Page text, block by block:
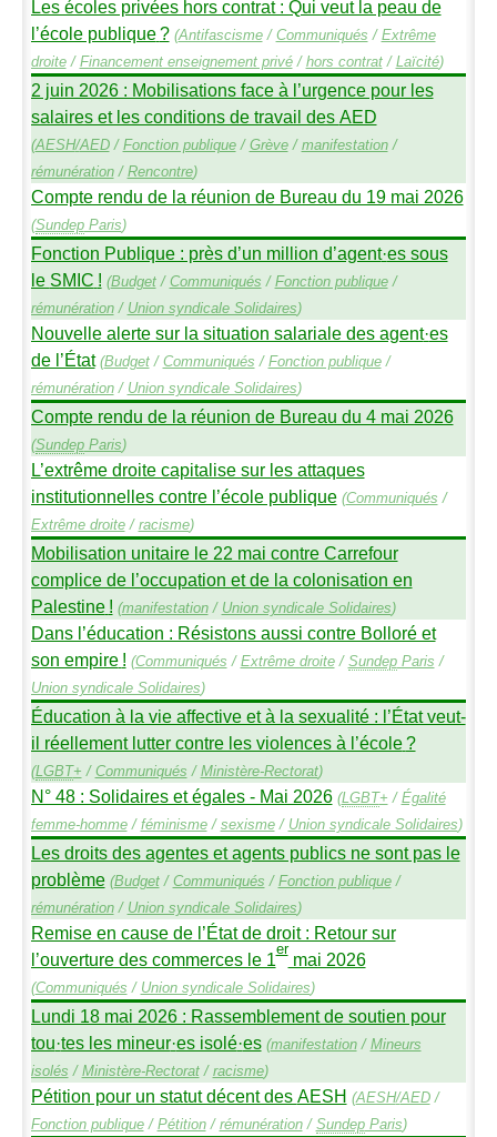
Les écoles privées hors contrat : Qui veut la peau de
l’école publique? (Antifascisme/ Communiqués / Extrême
droite/ Financement enseignement privé/ hors contrat/ Laïcité)
2 juin 2026 : Mobilisations face à l’urgence pour les
salaires et les conditions de travail des AED
(AESH/AED/ Fonction publique/ Grève/ manifestation/
rémunération/ Rencontre)
Compte rendu de la réunion de Bureau du 19 mai 2026
(SundepParis)
Fonction Publique : près d’un million d’agent·es sous
le SMIC ! (Budget/ Communiqués / Fonction publique/
rémunération/ Union syndicale Solidaires)
Nouvelle alerte sur la situation salariale des agent·es
de l’État (Budget/ Communiqués / Fonction publique/
rémunération/ Union syndicale Solidaires)
Compte rendu de la réunion de Bureau du 4 mai 2026
(SundepParis)
L’extrême droite capitalise sur les attaques
institutionnelles contre l’école publique (Communiqués /
Extrême droite/ racisme)
Mobilisation unitaire le 22 mai contre Carrefour
complice de l’occupation et de la colonisation en
Palestine ! (manifestation/ Union syndicale Solidaires)
Dans l’éducation : Résistons aussi contre Bolloré et
son empire ! (Communiqués / Extrême droite/ SundepParis /
Union syndicale Solidaires)
Éducation à la vie affective et à la sexualité : l’État veut-
il réellement lutter contre les violences à l’école?
(LGBT+ / Communiqués / Ministère-Rectorat)
N° 48 : Solidaires et égales - Mai 2026 (LGBT+ / Égalité
femme-homme/ féminisme/ sexisme/ Union syndicale Solidaires)
Les droits des agentes et agents publics ne sont pas le
problème (Budget/ Communiqués / Fonction publique/
rémunération/ Union syndicale Solidaires)
Remise en cause de l’État de droit : Retour sur
l’ouverture des commerces le 1ermai 2026
(Communiqués / Union syndicale Solidaires)
Lundi 18 mai 2026 : Rassemblement de soutien pour
tou·tes les mineur·es isolé·es (manifestation/ Mineurs
isolés / Ministère-Rectorat/ racisme)
Pétition pour un statut décent des AESH (AESH/AED/
Fonction publique/ Pétition/ rémunération/ SundepParis)